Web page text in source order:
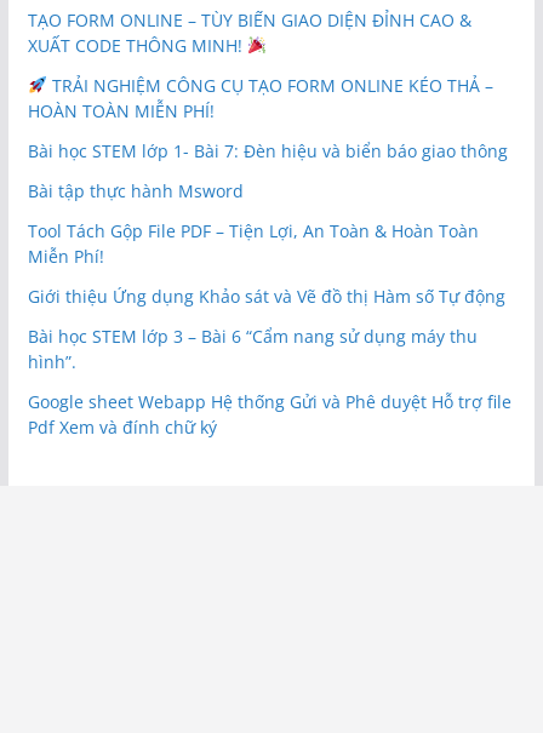
TẠO FORM ONLINE – TÙY BIẾN GIAO DIỆN ĐỈNH CAO &
XUẤT CODE THÔNG MINH!
TRẢI NGHIỆM CÔNG CỤ TẠO FORM ONLINE KÉO THẢ –
HOÀN TOÀN MIỄN PHÍ!
Bài học STEM lớp 1- Bài 7: Đèn hiệu và biển báo giao thông
Bài tập thực hành Msword
Tool Tách Gộp File PDF – Tiện Lợi, An Toàn & Hoàn Toàn
Miễn Phí!
Giới thiệu Ứng dụng Khảo sát và Vẽ đồ thị Hàm số Tự động
Bài học STEM lớp 3 – Bài 6 “Cẩm nang sử dụng máy thu
hình”.
Google sheet Webapp Hệ thống Gửi và Phê duyệt Hỗ trợ file
Pdf Xem và đính chữ ký